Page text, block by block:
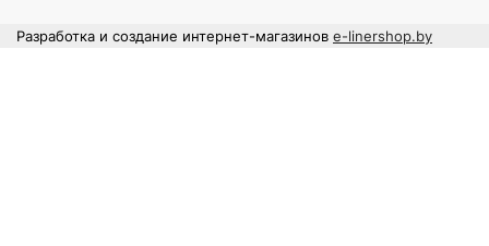
Разработка и создание интернет-магазинов e-linershop.by